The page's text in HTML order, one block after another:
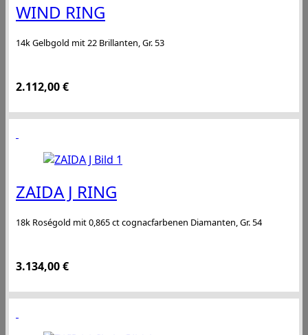
WIND RING
14k Gelbgold mit 22 Brillanten, Gr. 53
2.112,00€
ZAIDA J RING
18k Roségold mit 0,865 ct cognacfarbenen Diamanten, Gr. 54
3.134,00€